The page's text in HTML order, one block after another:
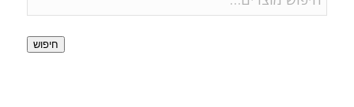
חיפוש